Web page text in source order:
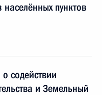
пунктов
содействии
и Земельный